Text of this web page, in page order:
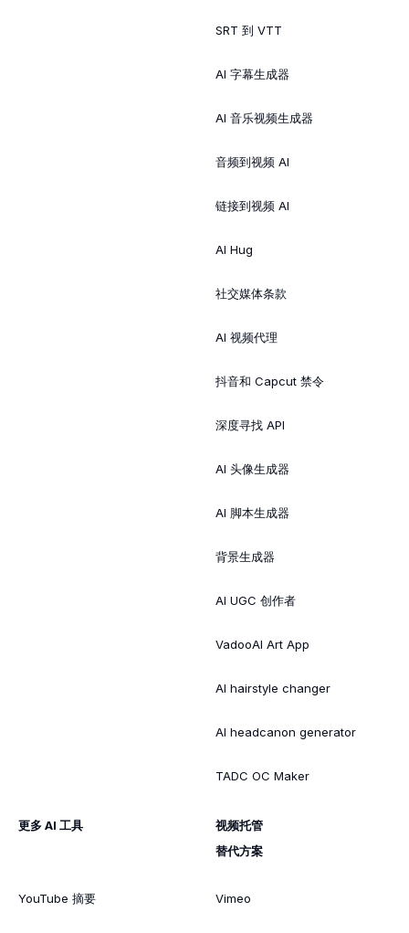
SRT 到 VTT
AI 字幕生成器
AI 音乐视频生成器
音频到视频 AI
链接到视频 AI
AI Hug
社交媒体条款
AI 视频代理
抖音和 Capcut 禁令
深度寻找 API
AI 头像生成器
AI 脚本生成器
背景生成器
AI UGC 创作者
VadooAI Art App
AI hairstyle changer
AI headcanon generator
TADC OC Maker
更多 AI 工具
YouTube 摘要
视频托管
替代方案
Vimeo